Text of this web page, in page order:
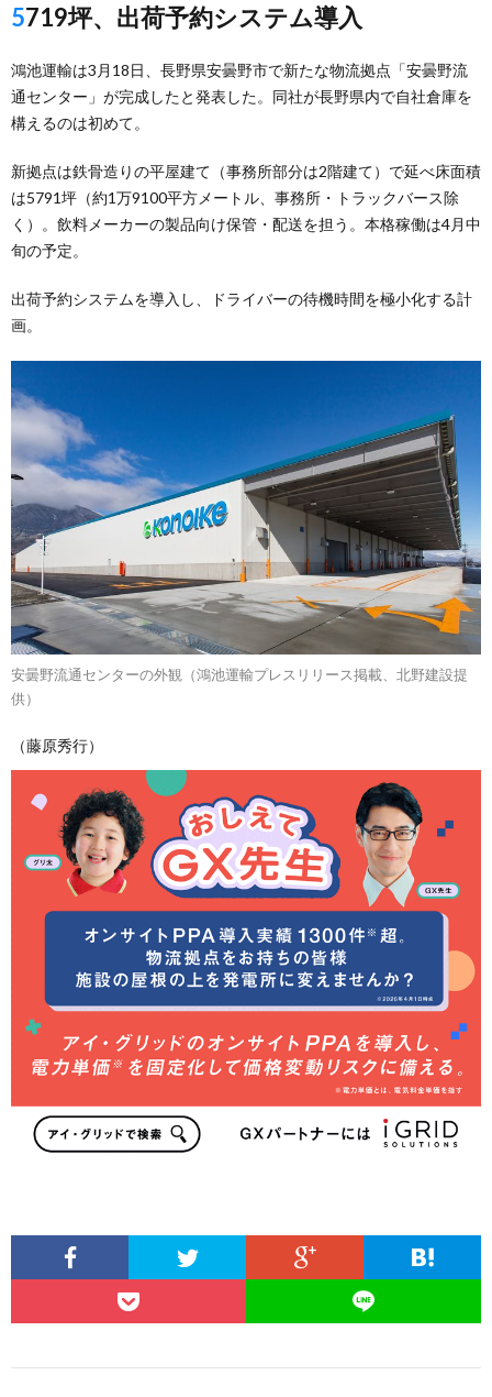
5719坪、出荷予約システム導入
鴻池運輸は3月18日、長野県安曇野市で新たな物流拠点「安曇野流
通センター」が完成したと発表した。同社が長野県内で自社倉庫を
構えるのは初めて。
新拠点は鉄骨造りの平屋建て（事務所部分は2階建て）で延べ床面積
は5791坪（約1万9100平方メートル、事務所・トラックバース除
く）。飲料メーカーの製品向け保管・配送を担う。本格稼働は4月中
旬の予定。
出荷予約システムを導入し、ドライバーの待機時間を極小化する計
画。
安曇野流通センターの外観（鴻池運輸プレスリリース掲載、北野建設提
供）
（藤原秀行）